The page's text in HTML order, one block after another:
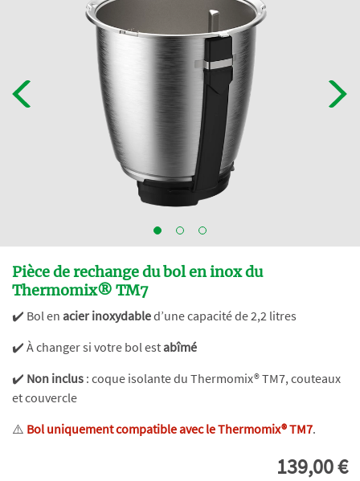
Pièce de rechange du bol en inox du
Thermomix® TM7
✔️ Bol en acier inoxydabled’une capacité de 2,2 litres
✔️ À changer si votre bol estabîmé
✔️ Non inclus : coque isolante du Thermomix® TM7, couteaux
et couvercle
⚠️ Bol uniquement compatible avec le Thermomix® TM7.
139,00 €